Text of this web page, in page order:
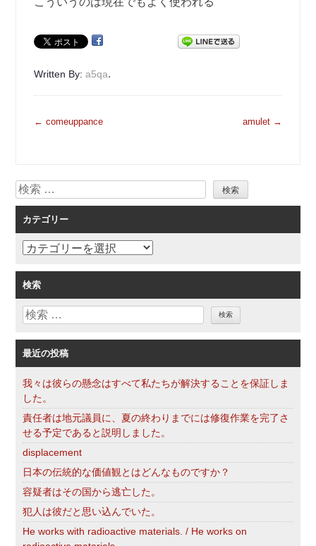
Written By:a5qa.
投
ゲ
ー
シ
ョ
ン
← comeuppance amulet →
検
索
カテゴリー
カ
ゴ
リ
ー
検索
検
最近の投稿
我々は彼らの懸念はすべて私たちが解決することを保証しま
した。
責任者は地元議員に、夏の終わりまでには修復作業を完了さ
せる予定であると説明しました。
displacement
日本の伝統的な価値観とはどんなものですか？
容疑者はその国から逃亡した。
犯人は彼だと思い込んでいた。
He works with radioactive materials. / He works on